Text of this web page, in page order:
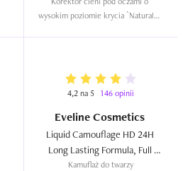
wysokim poziomie krycia `Naturalny
4,2 na 5 146 opinii
Eveline Cosmetics
Liquid Camouflage HD 24H
Long Lasting Formula, Full
Kamuflaż do twarzy